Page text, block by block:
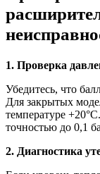
1. Проверка
Убедитесь, что
Для закрытых
температуре
точностью до 0,1
2. Диагностика